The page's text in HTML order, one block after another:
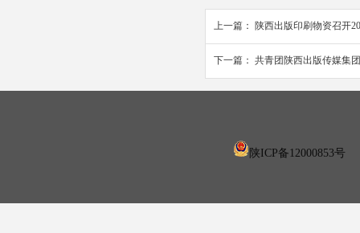
上一篇： 陕西出版印刷物资召开
下一篇： 共青团陕西出版传媒集
陕ICP备12000853号